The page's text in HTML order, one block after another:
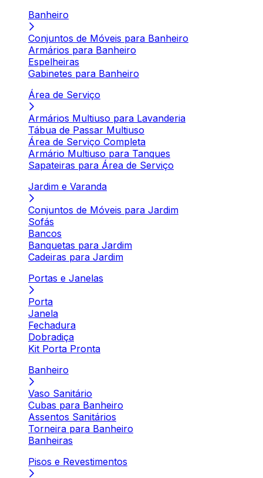
Banheiro
Conjuntos de Móveis para Banheiro
Armários para Banheiro
Espelheiras
Gabinetes para Banheiro
Área de Serviço
Armários Multiuso para Lavanderia
Tábua de Passar Multiuso
Área de Serviço Completa
Armário Multiuso para Tanques
Sapateiras para Área de Serviço
Jardim e Varanda
Conjuntos de Móveis para Jardim
Sofás
Bancos
Banquetas para Jardim
Cadeiras para Jardim
Portas e Janelas
Porta
Janela
Fechadura
Dobradiça
Kit Porta Pronta
Banheiro
Vaso Sanitário
Cubas para Banheiro
Assentos Sanitários
Torneira para Banheiro
Banheiras
Pisos e Revestimentos